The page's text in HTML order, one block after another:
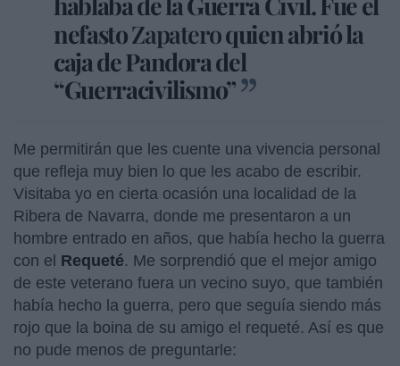
nefastoZapateroquien abrió la
caja de Pandora del
“Guerracivilismo”
Me permitirán que les cuente una vivencia personal
que refleja muy bien lo que les acabo de escribir.
Visitaba yo en cierta ocasión una localidad de la
Ribera de Navarra, donde me presentaron a un
hombre entrado en años, que había hecho la guerra
con el Requeté. Me sorprendió que el mejor amigo
de este veterano fuera un vecino suyo, que también
había hecho la guerra, pero que seguía siendo más
rojo que la boina de su amigo el requeté. Así es que
no pude menos de preguntarle: